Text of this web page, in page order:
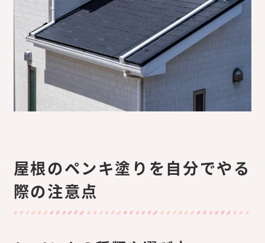
屋根のペンキ塗りを自分でやる
際の注意点